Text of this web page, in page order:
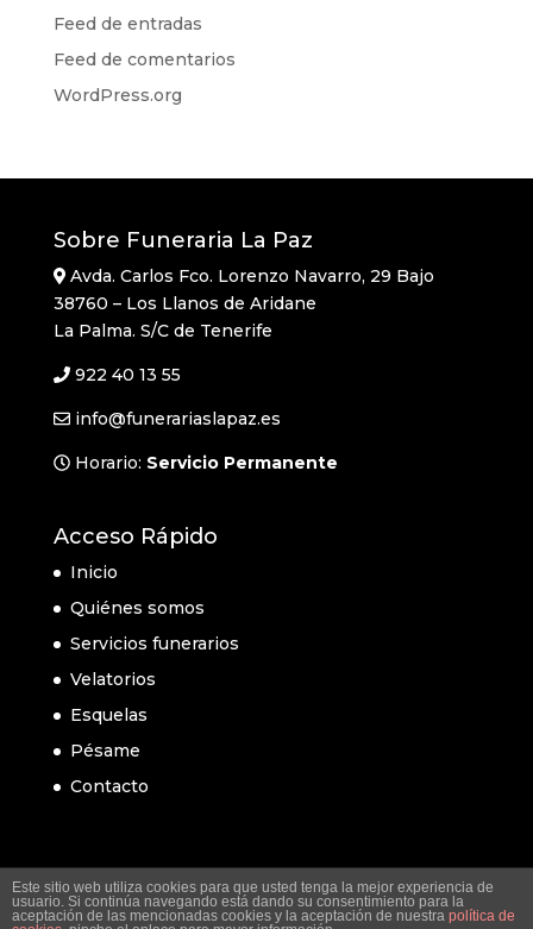
Feed de entradas
Feed de comentarios
WordPress.org
Sobre Funeraria La Paz
Avda. Carlos Fco. Lorenzo Navarro, 29 Bajo
38760 – Los Llanos de Aridane
La Palma. S/C de Tenerife
922 40 13 55
info@funerariaslapaz.es
Horario: Servicio Permanente
Acceso Rápido
Inicio
Quiénes somos
Servicios funerarios
Velatorios
Esquelas
Pésame
Contacto
Este sitio web utiliza cookies para que usted tenga la mejor experiencia de
usuario. Si continúa navegando está dando su consentimiento para la
aceptación de las mencionadas cookies y la aceptación de nuestra política de